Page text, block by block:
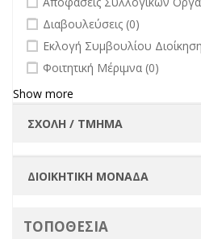
undefined
Διαβουλεύσεις (0)
undefined
Εκλογή Συμβουλίου
undefined
Φοιτητική Μέριμνα (0)
Show more
ΤΟΠΟΘΕΣΙΑ